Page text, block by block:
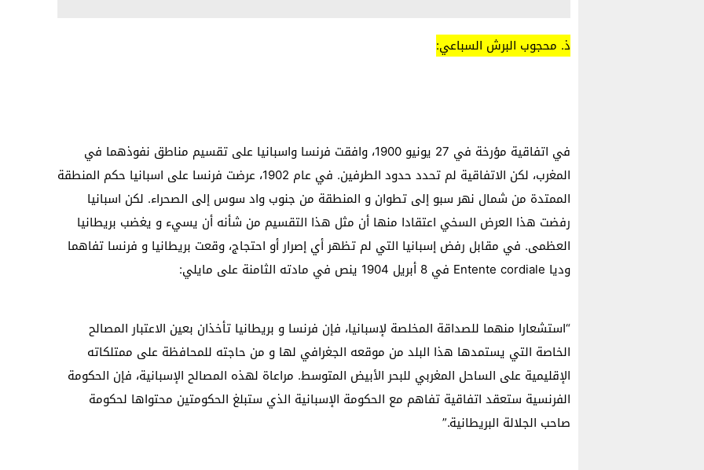
ذ. محجوب البرش السباعي:
في اتفاقية مؤرخة في 27 يونيو 1900، وافقت فرنسا واسبانيا على تقسيم مناطق نفوذهما في
المغرب، لكن الاتفاقية لم تحدد حدود الطرفين. في عام 1902، عرضت فرنسا على اسبانيا حكم المنطقة
الممتدة من شمال نهر سبو إلى تطوان و المنطقة من جنوب واد سوس إلى الصحراء. لكن اسبانيا
رفضت هذا العرض السخي اعتقادا منها أن مثل هذا التقسيم من شأنه أن يسيء و يغضب بريطانيا
العظمى. في مقابل رفض إسبانيا التي لم تظهر أي إصرار أو احتجاج، وقعت بريطانيا و فرنسا تفاهما
وديا Entente cordiale في 8 أبريل 1904 ينص في مادته الثامنة على مايلي:
“استشعارا منهما للصداقة المخلصة لإسبانيا، فإن فرنسا و بريطانيا تأخذان بعين الاعتبار المصالح
الخاصة التي يستمدها هذا البلد من موقعه الجغرافي لها و من حاجته للمحافظة على ممتلكاته
الإقليمية على الساحل المغربي للبحر الأبيض المتوسط. مراعاة لهذه المصالح الإسبانية، فإن الحكومة
الفرنسية ستعقد اتفاقية تفاهم مع الحكومة الإسبانية الذي ستبلغ الحكومتين محتواها لحكومة
صاحب الجلالة البريطانية.”